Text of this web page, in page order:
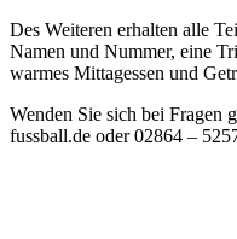
Des Weiteren erhalten alle
Namen und Nummer, eine
warmes Mittagessen und
Wenden Sie sich bei Fragen
fussball.de oder 02864 –